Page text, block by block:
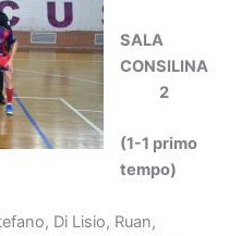
SALA
CONSILINA
2
(1-1 primo
tempo)
Di Lisio, Ruan,